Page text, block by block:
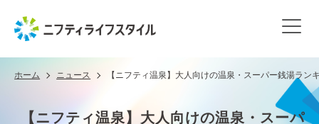
ホーム ニュース 【ニフティ温泉】大人向けの温泉・スーパー銭湯ラ
【ニフティ温泉】大人向けの温泉・スーパ